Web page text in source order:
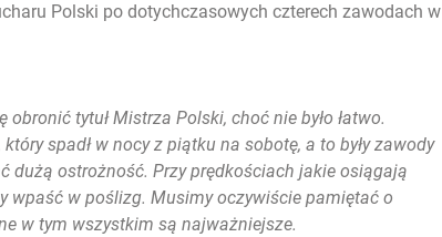
Polski po dotychczasowych czterech zawodach w
tytuł Mistrza Polski, choć nie było łatwo.
spadł w nocy z piątku na sobotę, a to były zawody
dużą ostrożność. Przy prędkościach jakie osiągają
wpaść w poślizg. Musimy oczywiście pamiętać o
w tym wszystkim są najważniejsze.